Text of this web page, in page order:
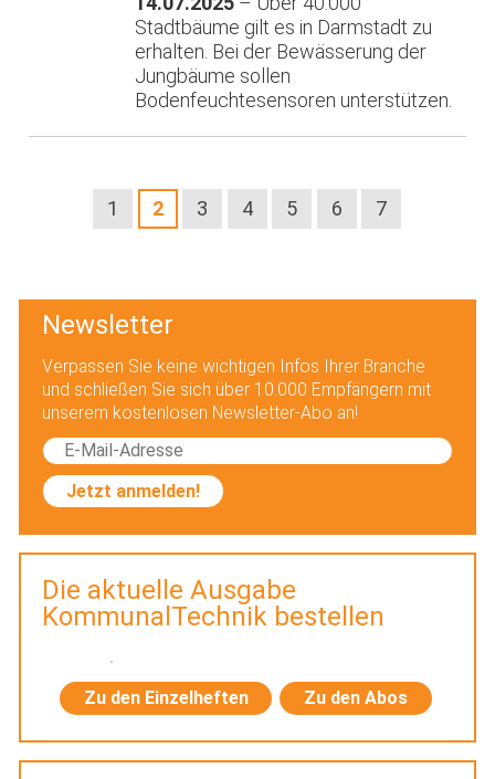
Stadtbäume gilt es in Darmstadt zu
erhalten. Bei der Bewässerung der
Jungbäume sollen
Bodenfeuchtesensoren unterstützen.
1 2 3 4 5 6 7
Newsletter
Verpassen Sie keine wichtigen Infos Ihrer Branche
und schließen Sie sich über 10.000 Empfängern mit
unserem kostenlosen Newsletter-Abo an!
Jetzt anmelden!
Die aktuelle Ausgabe
KommunalTechnik bestellen
Zu den Einzelheften Zu den Abos